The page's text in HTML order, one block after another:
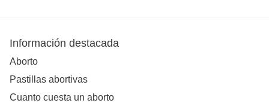
Información destacada
Aborto
Pastillas abortivas
Cuanto cuesta un aborto